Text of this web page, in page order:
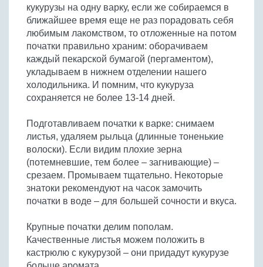
кукурузы на одну варку, если же собираемся в
ближайшее время еще не раз порадовать себя
любимым лакомством, то отложенные на потом
початки правильно храним: оборачиваем
каждый пекарской бумагой (пергаментом),
укладываем в нижнем отделении нашего
холодильника. И помним, что кукуруза
сохраняется не более 13-14 дней.
Подготавливаем початки к варке: снимаем
листья, удаляем рыльца (длинные тоненькие
волоски). Если видим плохие зерна
(потемневшие, тем более – загнивающие) –
срезаем. Промываем тщательно. Некоторые
знатоки рекомендуют на часок замочить
початки в воде – для большей сочности и вкуса.
Крупные початки делим пополам.
Качественные листья можем положить в
кастрюлю с кукурузой – они придадут кукурузе